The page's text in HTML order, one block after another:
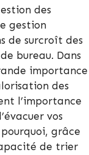
des
gestion
de surcroît des
bureau. Dans
importance
des
l’importance
vos
pourquoi, grâce
de trier